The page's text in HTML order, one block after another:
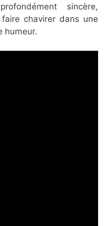
sincère,
chavirer dans une
humeur.